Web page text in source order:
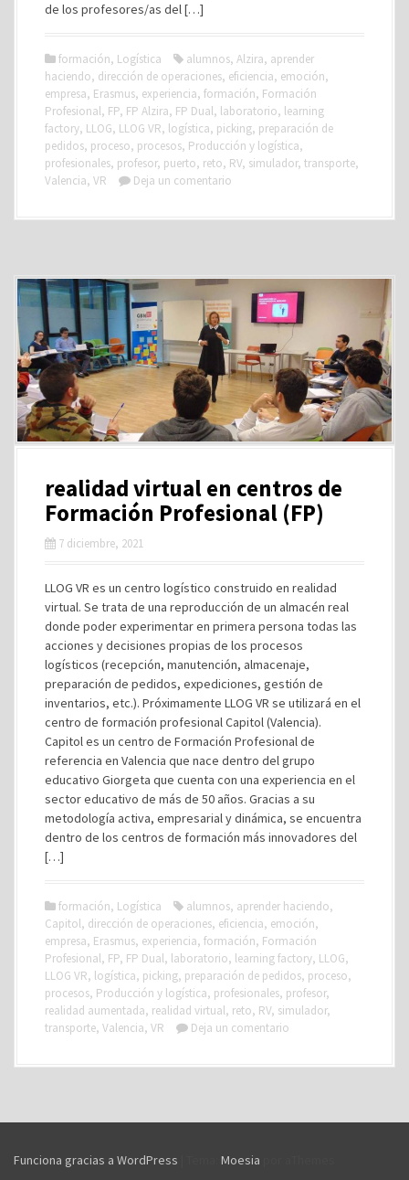
de los profesores/as del […]
formación, Logística alumnos, Alzira, aprender
haciendo, dirección de operaciones, eficiencia, emoción,
empresa, Erasmus, experiencia, formación, Formación
Profesional, FP, FP Alzira, FP Dual, laboratorio, learning
factory, LLOG, LLOG VR, logística, picking, preparación de
pedidos, proceso, procesos, Producción y logística,
profesionales, profesor, puerto, reto, RV, simulador, transporte,
Valencia, VR Deja un comentario
realidad virtual en centros de
Formación Profesional (FP)
7 diciembre, 2021
LLOG VR es un centro logístico construido en realidad
virtual. Se trata de una reproducción de un almacén real
donde poder experimentar en primera persona todas las
acciones y decisiones propias de los procesos
logísticos (recepción, manutención, almacenaje,
preparación de pedidos, expediciones, gestión de
inventarios, etc.). Próximamente LLOG VR se utilizará en el
centro de formación profesional Capitol (Valencia).
Capitol es un centro de Formación Profesional de
referencia en Valencia que nace dentro del grupo
educativo Giorgeta que cuenta con una experiencia en el
sector educativo de más de 50 años. Gracias a su
metodología activa, empresarial y dinámica, se encuentra
dentro de los centros de formación más innovadores del
[…]
formación, Logística alumnos, aprender haciendo,
Capitol, dirección de operaciones, eficiencia, emoción,
empresa, Erasmus, experiencia, formación, Formación
Profesional, FP, FP Dual, laboratorio, learning factory, LLOG,
LLOG VR, logística, picking, preparación de pedidos, proceso,
procesos, Producción y logística, profesionales, profesor,
realidad aumentada, realidad virtual, reto, RV, simulador,
transporte, Valencia, VR Deja un comentario
Funciona gracias a WordPress Moesia